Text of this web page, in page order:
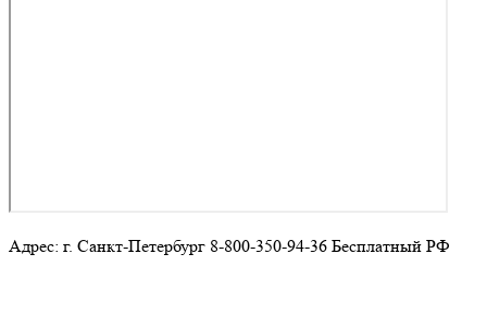
Адрес: г. Санкт-Петербург 8-800-350-94-36 Бесплатный РФ